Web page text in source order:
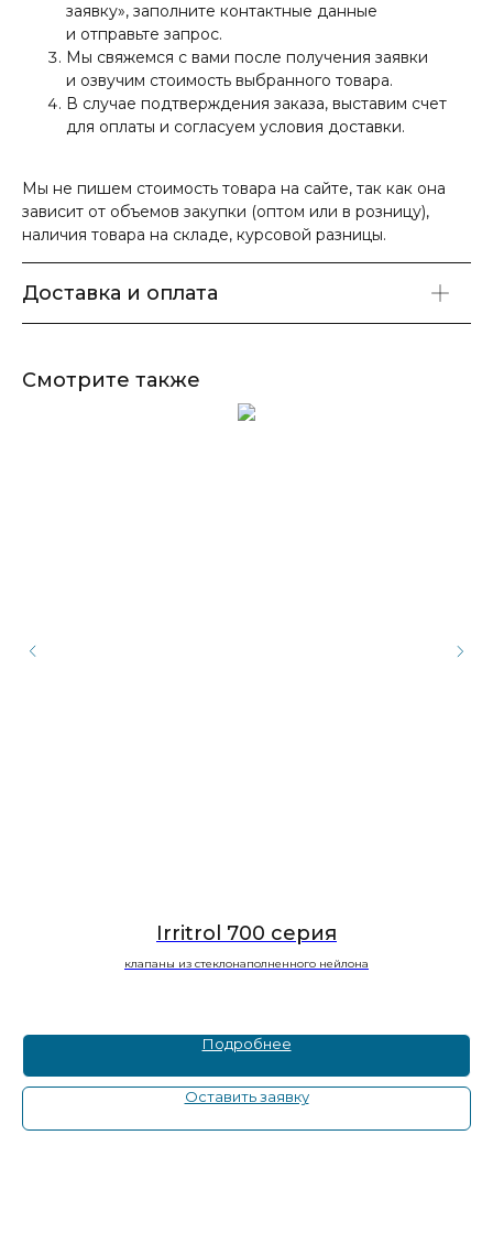
заявку», заполните контактные данные
и отправьте запрос.
Мы свяжемся с вами после получения заявки
и озвучим стоимость выбранного товара.
В случае подтверждения заказа, выставим счет
для оплаты и согласуем условия доставки.
Мы не пишем стоимость товара на сайте, так как она
зависит от объемов закупки (оптом или в розницу),
наличия товара на складе, курсовой разницы.
Доставка и оплата
Смотрите также
Irritrol 700 серия
клапаны из стеклонаполненного нейлона
Подробнее
Оставить заявку